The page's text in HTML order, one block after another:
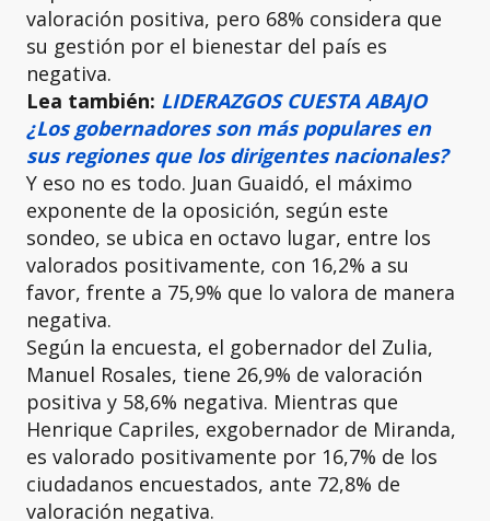
valoración positiva, pero 68% considera que
su gestión por el bienestar del país es
negativa.
Lea también: LIDERAZGOS CUESTA ABAJO
¿Los gobernadores son más populares en
sus regiones que los dirigentes nacionales?
Y eso no es todo. Juan Guaidó, el máximo
exponente de la oposición, según este
sondeo, se ubica en octavo lugar, entre los
valorados positivamente, con 16,2% a su
favor, frente a 75,9% que lo valora de manera
negativa.
Según la encuesta, el gobernador del Zulia,
Manuel Rosales, tiene 26,9% de valoración
positiva y 58,6% negativa. Mientras que
Henrique Capriles, exgobernador de Miranda,
es valorado positivamente por 16,7% de los
ciudadanos encuestados, ante 72,8% de
valoración negativa.